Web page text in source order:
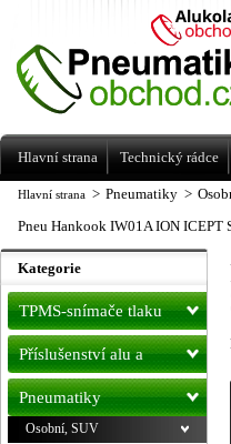
Hlavní strana > Pneumatiky >
Pneu Hankook IW01A ION
Kategorie
TPMS-snímače tlaku
Příslušenství alu a
pneu
Pneumatiky
Osobní, SUV
Levné pneumatiky letní,
a litá kola Racing Line
Hlavní strana Technický rádce